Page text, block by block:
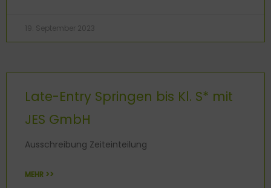
19. September 2023
Late-Entry Springen bis Kl. S* mit
JES GmbH
Ausschreibung Zeiteinteilung
MEHR >>